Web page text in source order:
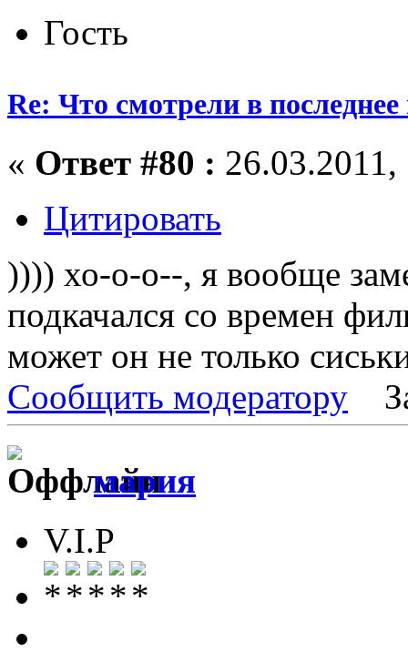
Гость
Re: Что смотрели в
« Ответ #80 :
Цитировать
)))) хо-о-о--, я вообще
подкачался со времен
может он не только
Сообщить модератору
мария
V.I.P